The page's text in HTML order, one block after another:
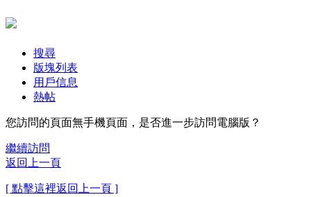
搜尋
版塊列表
用戶信息
熱帖
您訪問的頁面無手機頁面，是否進一步訪問電腦版？
繼續訪問
返回上一頁
[ 點擊這裡返回上一頁 ]